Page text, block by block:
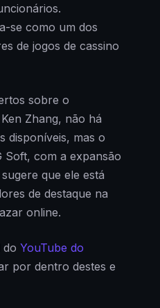
se como um dos
de jogos de cassino
sobre o
Zhang, não há
disponíveis, mas o
Soft, com a expansão
que ele está
de destaque na
online.
do YouTube do
por dentro destes e